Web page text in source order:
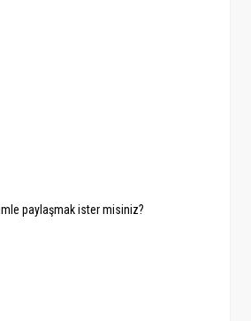
paylaşmak ister misiniz?